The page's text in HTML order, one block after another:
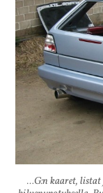
…G:n kaaret,